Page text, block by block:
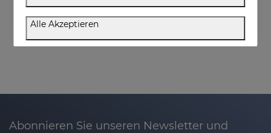
€ 34,95 € 34,95
Abonnieren Sie unseren Newsletter und
Alle Akzeptieren